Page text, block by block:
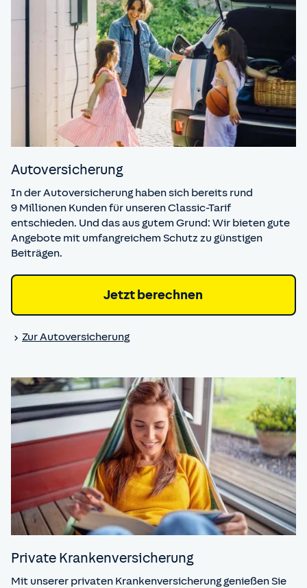
Auto­versicherung
In der Autoversicherung haben sich bereits rund
9 Millionen Kunden für unseren Classic-Tarif
entschieden. Und das aus gutem Grund: Wir bieten gute
Angebote mit umfangreichem Schutz zu günstigen
Beiträgen.
Jetzt berechnen
Zur Auto­versicherung
Private Kranken­versicherung
Mit unserer privaten Krankenversicherung genießen Sie